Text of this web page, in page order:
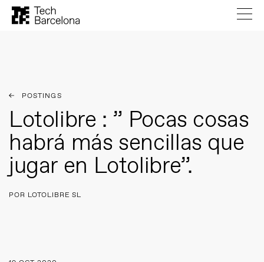
POSTINGS
Lotolibre : ” Pocas cosas
habrá más sencillas que
jugar en Lotolibre”.
POR LOTOLIBRE SL